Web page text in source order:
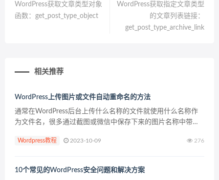
WordPress获取文章类型对象
函数：get_post_type_object
WordPress获取指定文章类型
的文章列表链接：
get_post_type_archive_link
相关推荐
WordPress上传图片或文件自动重命名的方法
通常在WordPress后台上传什么名称的文件就使用什么名称作
为文件名，很多通过截图或微信中保存下来的图片名称中带有
堆的乱码。本文主要解决的就是这类问题，你只管上传...
Wordpress教程 2023-10-09 276
10个常见的WordPress安全问题和解决方案